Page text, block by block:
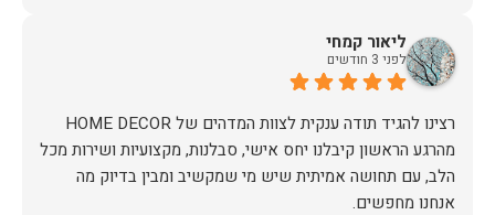
ליאור קמחי
לפני 3 חודשים
מהרגע הראשון קיבלנו יחס אישי, סבלנות, מקצועיות ושירות מכל
הלב, עם תחושה אמיתית שיש מי שמקשיב ומבין בדיוק מה